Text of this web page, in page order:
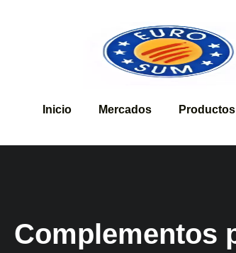
Inicio Mercados Productos
Complementos